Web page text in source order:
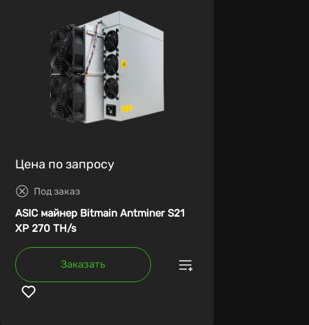
Цена по запросу
Под заказ
ASIC майнер Bitmain Antminer S21
XP 270 TH/s
Заказать